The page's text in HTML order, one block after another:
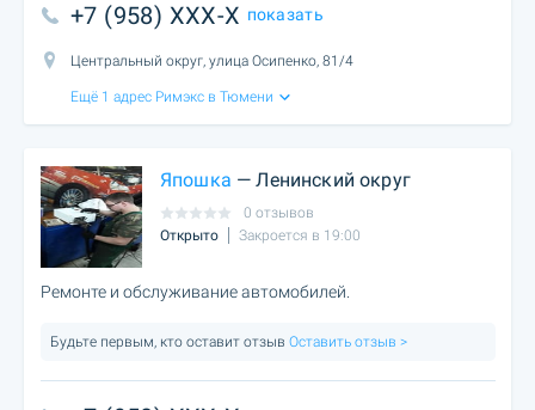
+7 (958) XXX-X показать
Центральный округ, улица Осипенко, 81/4
Ещё 1 адрес Римэкс в Тюмени
Япошка — Ленинский округ
0 отзывов
Открыто
Закроется в 19:00
Ремонте и обслуживание автомобилей.
Будьте первым, кто оставит отзыв Оставить отзыв >